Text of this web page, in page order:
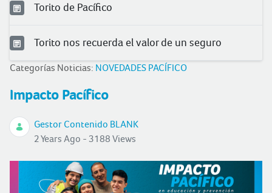
Torito de Pacífico
Torito nos recuerda el valor de un seguro
Categorías Noticias: NOVEDADES PACÍFICO
Impacto Pacífico
Gestor Contenido BLANK
2 Years Ago - 3188 Views